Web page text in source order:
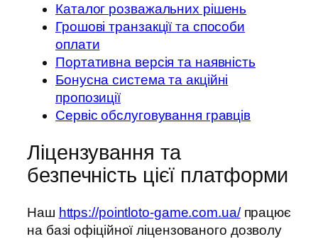
Каталог розважальних рішень
Грошові транзакції та способи
оплати
Портативна версія та наявність
Бонусна система та акційні
пропозиції
Сервіс обслуговування гравців
Ліцензування та
безпечність цієї платформи
Наш https://pointloto-game.com.ua/працює
на базі офіційної ліцензованого дозволу